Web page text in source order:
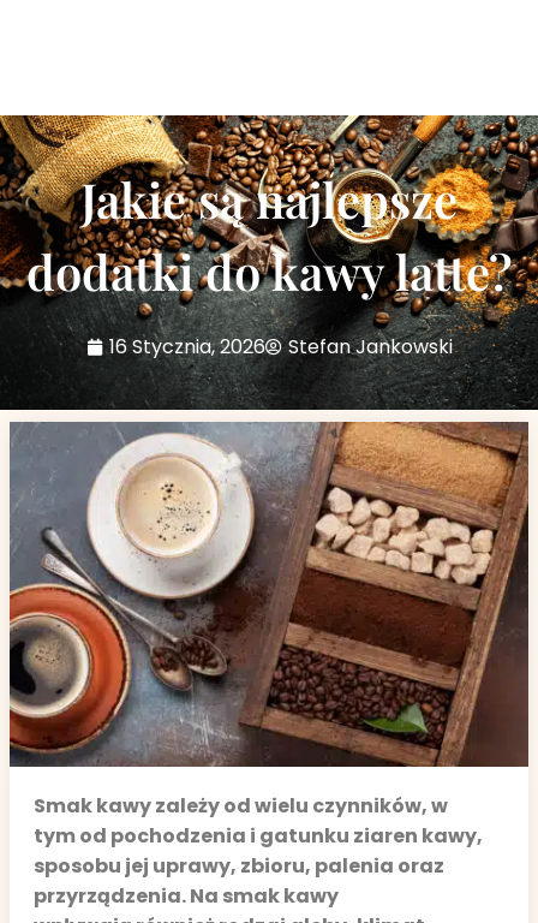
Jakie są najlepsze
dodatki do kawy latte?
16 Stycznia, 2026 Stefan Jankowski
Smak kawy zależy od wielu czynników, w
tym od pochodzenia i gatunku ziaren kawy,
sposobu jej uprawy, zbioru, palenia oraz
przyrządzenia. Na smak kawy